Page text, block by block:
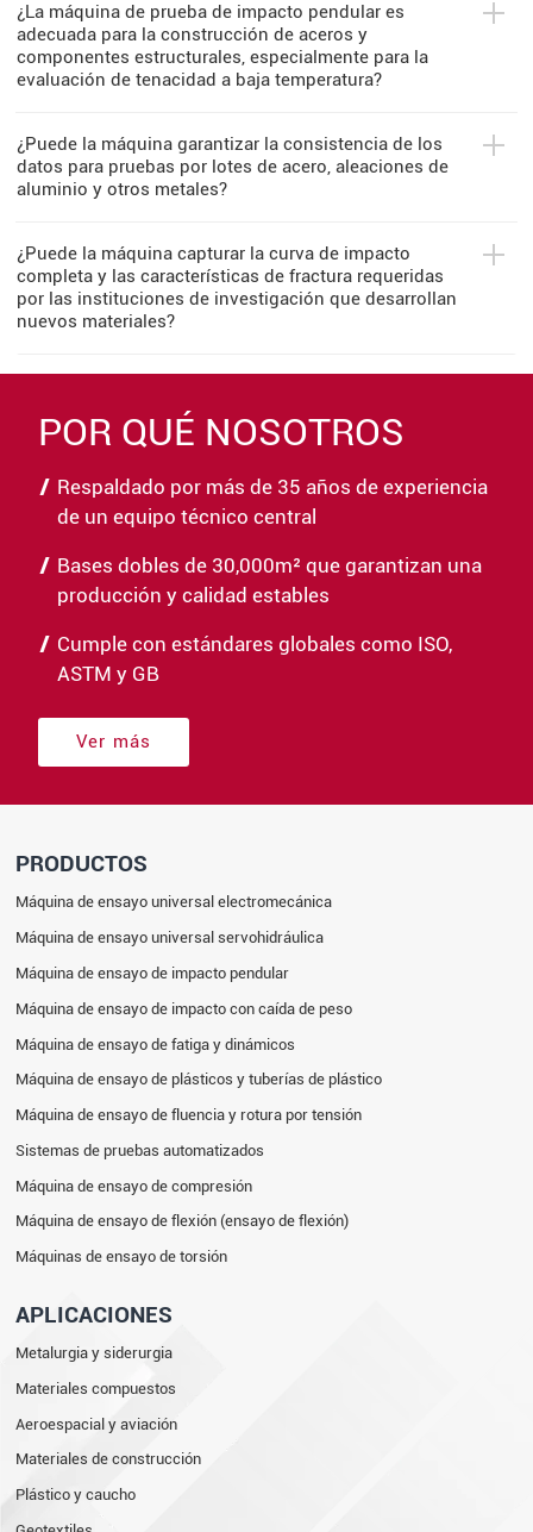
¿La máquina de prueba de impacto pendular es
adecuada para la construcción de aceros y
componentes estructurales, especialmente para la
evaluación de tenacidad a baja temperatura?
¿Puede la máquina garantizar la consistencia de los
datos para pruebas por lotes de acero, aleaciones de
aluminio y otros metales?
¿Puede la máquina capturar la curva de impacto
completa y las características de fractura requeridas
por las instituciones de investigación que desarrollan
nuevos materiales?
POR QUÉ NOSOTROS
Respaldado por más de 35 años de experiencia
de un equipo técnico central
Bases dobles de 30,000m² que garantizan una
producción y calidad estables
Cumple con estándares globales como ISO,
ASTM y GB
Ver más
PRODUCTOS
Máquina de ensayo universal electromecánica
Máquina de ensayo universal servohidráulica
Máquina de ensayo de impacto pendular
Máquina de ensayo de impacto con caída de peso
Máquina de ensayo de fatiga y dinámicos
Máquina de ensayo de plásticos y tuberías de plástico
Máquina de ensayo de fluencia y rotura por tensión
Sistemas de pruebas automatizados
Máquina de ensayo de compresión
Máquina de ensayo de flexión (ensayo de flexión)
Máquinas de ensayo de torsión
APLICACIONES
Metalurgia y siderurgia
Materiales compuestos
Aeroespacial y aviación
Materiales de construcción
Plástico y caucho